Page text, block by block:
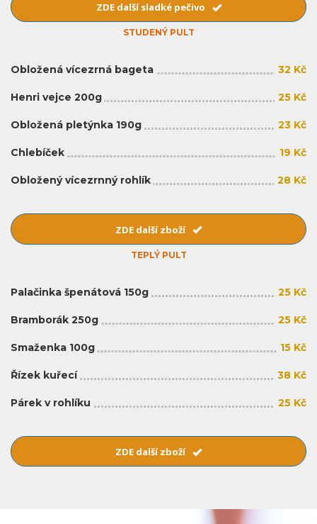
ZDE další sladké pečivo
STUDENÝ PULT
Obložená vícezrná bageta 32 Kč
Henri vejce 200g 25 Kč
Obložená pletýnka 190g 23 Kč
Chlebíček 19 Kč
Obložený vícezrnný rohlík 28 Kč
ZDE další zboží
TEPLÝ PULT
Palačinka špenátová 150g 25 Kč
Bramborák 250g 25 Kč
Smaženka 100g 15 Kč
Řízek kuřecí 38 Kč
Párek v rohlíku 25 Kč
ZDE další zboží